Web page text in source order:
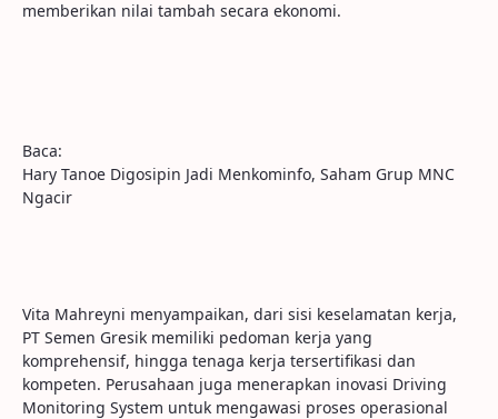
memberikan nilai tambah secara ekonomi.
Baca:
Hary Tanoe Digosipin Jadi Menkominfo, Saham Grup MNC
Ngacir
Vita Mahreyni menyampaikan, dari sisi keselamatan kerja,
PT Semen Gresik memiliki pedoman kerja yang
komprehensif, hingga tenaga kerja tersertifikasi dan
kompeten. Perusahaan juga menerapkan inovasi Driving
Monitoring System untuk mengawasi proses operasional